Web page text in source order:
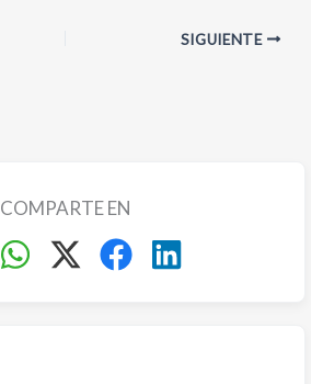
SIGUIENTE
COMPARTE EN